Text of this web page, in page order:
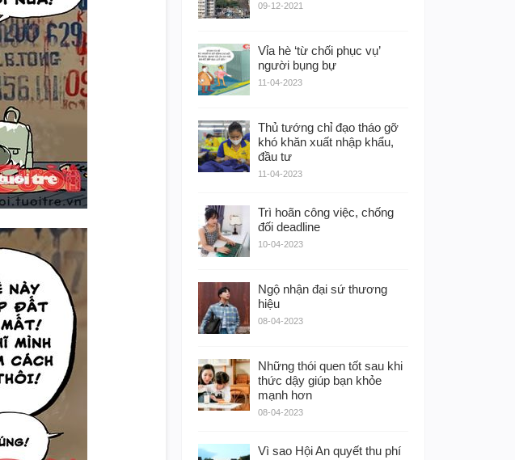
09-12-2021
Vỉa hè ‘từ chối phục vụ’
người bụng bự
11-04-2023
Thủ tướng chỉ đạo tháo gỡ
khó khăn xuất nhập khẩu,
đầu tư
11-04-2023
Trì hoãn công việc, chống
đối deadline
10-04-2023
Ngộ nhận đại sứ thương
hiệu
08-04-2023
Những thói quen tốt sau khi
thức dậy giúp bạn khỏe
mạnh hơn
08-04-2023
Vì sao Hội An quyết thu phí